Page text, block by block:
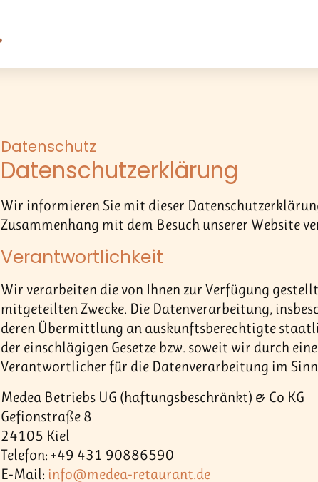
Datenschutz
Datenschutzerklärung
Wir informieren Sie mit dieser
Zusammenhang mit dem Besuch unserer Website
Verantwortlichkeit
Wir verarbeiten die von Ihnen zur Verfügung
mitgeteilten Zwecke. Die Datenverarbeitung,
deren Übermittlung an auskunftsberechtigte
der einschlägigen Gesetze bzw. soweit wir durch
Verantwortlicher für die Datenverarbeitung im
Medea Betriebs UG (haftungsbeschränkt) & Co KG
Gefionstraße 8
24105 Kiel
Telefon: +49 431 90886590
E-Mail: info@medea-retaurant.de